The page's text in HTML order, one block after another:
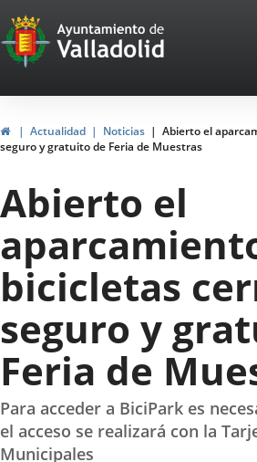
Portal
Web
del
Ayuntamiento
de
Valladolid
InicioActualidad Noticias
Abierto el
seguro y gratuito de Feria de Muestras
Abierto el
bicicletas
seguro y
Feria de
Para acceder a BiciPark es
el acceso se realizará con la
Municipales